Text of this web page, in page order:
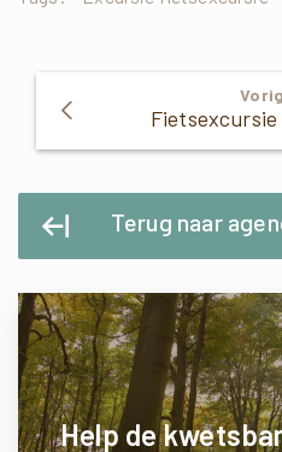
Verder
Lezen
Terug naar
Help de